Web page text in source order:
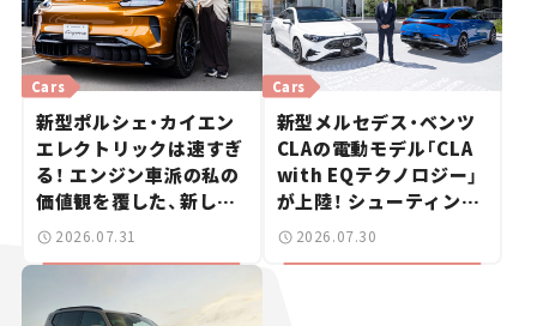
Cars
新型ポルシェ・カイエン
エレクトリックは速すぎ
る！ エンジン車派の私の
価値観を覆した、新しい
ポルシェの走り。
2026.07.31
Cars
新型メルセデス・ベンツ
CLAの電動モデル「CLA
with EQテクノロジー」
が上陸！ シューティング
ブレークも発売【新車ニ
ュース】
2026.07.30